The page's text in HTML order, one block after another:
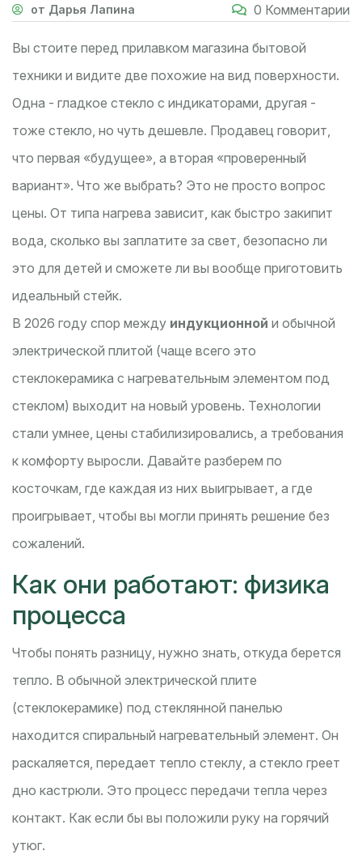
от Дарья Лапина 0 Комментарии
Вы стоите перед прилавком магазина бытовой
техники и видите две похожие на вид поверхности.
Одна - гладкое стекло с индикаторами, другая -
тоже стекло, но чуть дешевле. Продавец говорит,
что первая «будущее», а вторая «проверенный
вариант». Что же выбрать? Это не просто вопрос
цены. От типа нагрева зависит, как быстро закипит
вода, сколько вы заплатите за свет, безопасно ли
это для детей и сможете ли вы вообще приготовить
идеальный стейк.
В 2026 году спор между индукционной и обычной
электрической плитой (чаще всего это
стеклокерамика с нагревательным элементом под
стеклом) выходит на новый уровень. Технологии
стали умнее, цены стабилизировались, а требования
к комфорту выросли. Давайте разберем по
косточкам, где каждая из них выигрывает, а где
проигрывает, чтобы вы могли принять решение без
сожалений.
Как они работают: физика
процесса
Чтобы понять разницу, нужно знать, откуда берется
тепло. В обычной электрической плите
(стеклокерамике) под стеклянной панелью
находится спиральный нагревательный элемент. Он
раскаляется, передает тепло стеклу, а стекло греет
дно кастрюли. Это процесс передачи тепла через
контакт. Как если бы вы положили руку на горячий
утюг.